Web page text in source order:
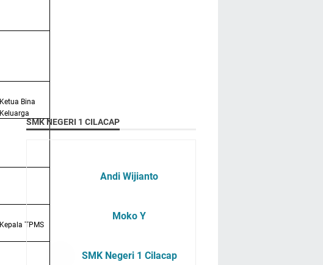
Ketua Bina
Keluarga
Kepala TPMS
SMK NEGERI 1 CILACAP
Andi Wijianto
Moko Y
SMK Negeri 1 Cilacap